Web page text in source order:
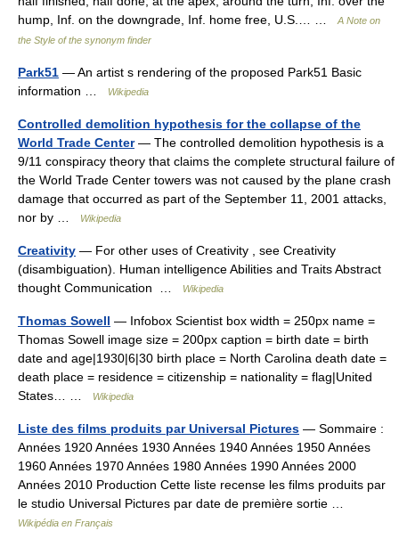
hump, Inf. on the downgrade, Inf. home free, U.S.… …
A Note on
the Style of the synonym finder
Park51 — An artist s rendering of the proposed Park51 Basic
information …
Wikipedia
Controlled demolition hypothesis for the collapse of the
World Trade Center— The controlled demolition hypothesis is a
9/11 conspiracy theory that claims the complete structural failure of
the World Trade Center towers was not caused by the plane crash
damage that occurred as part of the September 11, 2001 attacks,
nor by …
Wikipedia
Creativity — For other uses of Creativity , see Creativity
(disambiguation). Human intelligence Abilities and Traits Abstract
thought Communication …
Wikipedia
Thomas Sowell — Infobox Scientist box width = 250px name =
Thomas Sowell image size = 200px caption = birth date = birth
date and age|1930|6|30 birth place = North Carolina death date =
death place = residence = citizenship = nationality = flag|United
States… …
Wikipedia
Liste des films produits par Universal Pictures — Sommaire :
Années 1920 Années 1930 Années 1940 Années 1950 Années
1960 Années 1970 Années 1980 Années 1990 Années 2000
Années 2010 Production Cette liste recense les films produits par
le studio Universal Pictures par date de première sortie …
Wikipédia en Français